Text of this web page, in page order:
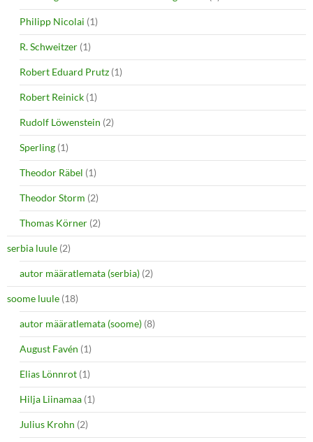
Philipp Nicolai (1)
R. Schweitzer (1)
Robert Eduard Prutz (1)
Robert Reinick (1)
Rudolf Löwenstein (2)
Sperling (1)
Theodor Räbel (1)
Theodor Storm (2)
Thomas Körner (2)
serbia luule (2)
autor määratlemata (serbia) (2)
soome luule (18)
autor määratlemata (soome) (8)
August Favén (1)
Elias Lönnrot (1)
Hilja Liinamaa (1)
Julius Krohn (2)